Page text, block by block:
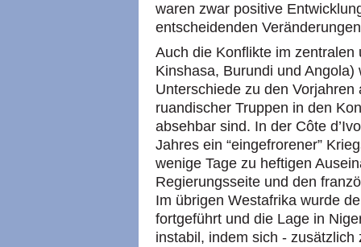
waren zwar positive
entscheidenden
Auch die Konflikte im
Kinshasa, Burundi und
Unterschiede zu den
ruandischer Truppen in den
absehbar sind. In der Côte
Jahres ein “eingefrorener”
wenige Tage zu heftigen
Regierungsseite und den
Im übrigen Westafrika wurde
fortgeführt und die Lage in
instabil, indem sich -